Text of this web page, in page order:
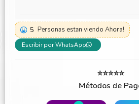
5 Personas estan viendo Ahora!
Escribir por WhatsApp
⭐⭐⭐⭐⭐
Métodos de